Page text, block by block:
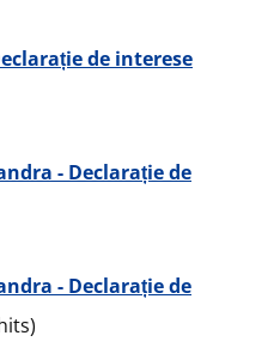
de interese
- Declarație de
- Declarație de